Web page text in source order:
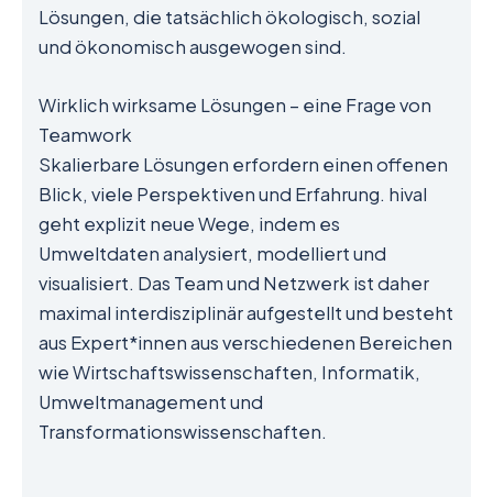
Lösungen, die tatsächlich ökologisch, sozial
und ökonomisch ausgewogen sind.
Wirklich wirksame Lösungen – eine Frage von
Teamwork
Skalierbare Lösungen erfordern einen offenen
Blick, viele Perspektiven und Erfahrung. hival
geht explizit neue Wege, indem es
Umweltdaten analysiert, modelliert und
visualisiert. Das Team und Netzwerk ist daher
maximal interdisziplinär aufgestellt und besteht
aus Expert*innen aus verschiedenen Bereichen
wie Wirtschaftswissenschaften, Informatik,
Umweltmanagement und
Transformationswissenschaften.